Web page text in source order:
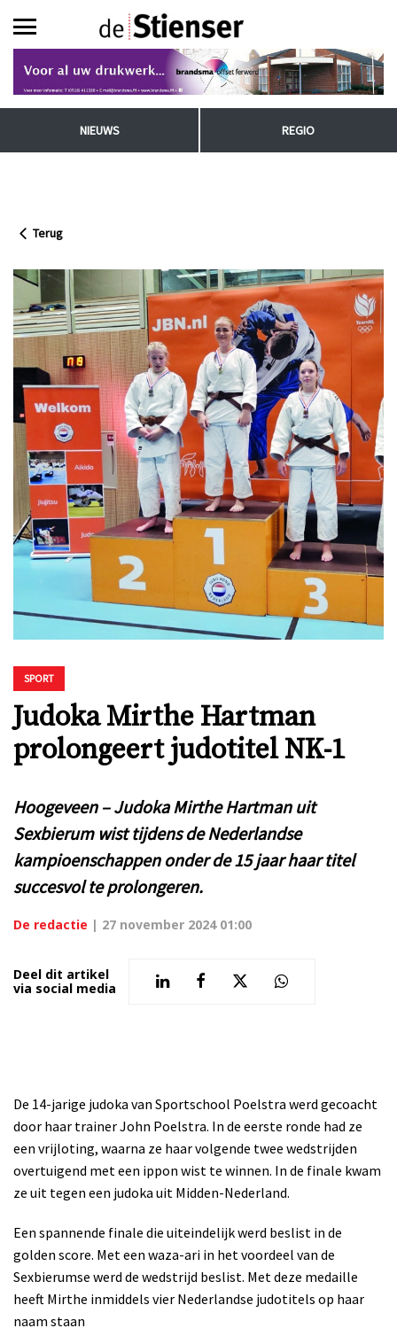
NIEUWS REGIO
Terug
SPORT
Judoka Mirthe Hartman
prolongeert judotitel NK-1
Hoogeveen – Judoka Mirthe Hartman uit
Sexbierum wist tijdens de Nederlandse
kampioenschappen onder de 15 jaar haar titel
succesvol te prolongeren.
De redactie | 27 november 2024 01:00
Deel dit artikel
via social media
De 14-jarige judoka van Sportschool Poelstra werd gecoacht
door haar trainer John Poelstra. In de eerste ronde had ze
een vrijloting, waarna ze haar volgende twee wedstrijden
overtuigend met een ippon wist te winnen. In de finale kwam
ze uit tegen een judoka uit Midden-Nederland.
Een spannende finale die uiteindelijk werd beslist in de
golden score. Met een waza-ari in het voordeel van de
Sexbierumse werd de wedstrijd beslist. Met deze medaille
heeft Mirthe inmiddels vier Nederlandse judotitels op haar
naam staan